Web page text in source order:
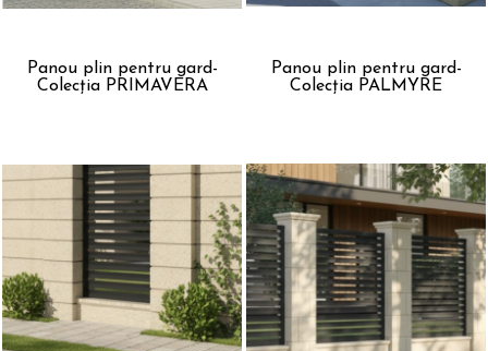
Panou plin pentru gard-
Colecția PRIMAVERA
Panou plin pentru gard-
Colecția PALMYRE